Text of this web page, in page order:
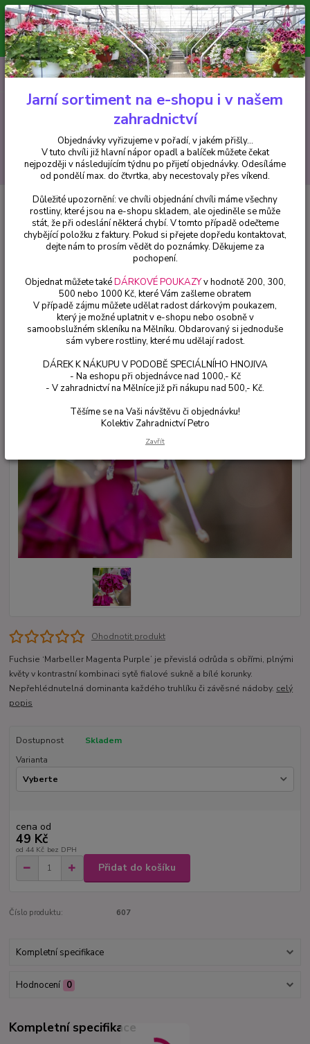
Minimální hodnota pro odeslání z e-shopu je 300 Kč.
V tuto chvíli již hlavní nápor objednávek opadl a balíček můžete čekat
nejpozději v následujícím týdnu po přijetí objednávky. Objednávky
vyřizujeme v pořadí, v jakém přišly...
CZK
Hledat
+420 602 223 614 0ks
za0 Kč
Fuchsie Marbeller Magenta Purple Fuchsie 607
Marbeller Magenta Purple
Fuchsie 607
Ohodnotit produkt
Fuchsie ‘Marbeller Magenta Purple’ je převislá odrůda s obřími, plnými
květy v kontrastní kombinaci sytě fialové sukně a bílé korunky.
Nepřehlédnutelná dominanta každého truhlíku či závěsné nádoby. celý
popis
Dostupnost
Skladem
Varianta
cena od
49 Kč
od 44 Kč bez DPH
Přidat do košíku
Číslo produktu: 607
Kompletní specifikace
Hodnocení 0
Kompletní specifikace
Jarní sortiment na e-shopu i v našem
zahradnictví
Objednávky vyřizujeme v pořadí, v jakém přišly...
V tuto chvíli již hlavní nápor opadl a balíček můžete čekat
nejpozději v následujícím týdnu po přijetí objednávky. Odesíláme
od pondělí max. do čtvrtka, aby necestovaly přes víkend.
Důležité upozornění: ve chvíli objednání chvíli máme všechny
rostliny, které jsou na e-shopu skladem, ale ojediněle se může
stát, že při odeslání některá chybí. V tomto případě odečteme
chybějící položku z faktury. Pokud si přejete dopředu kontaktovat,
dejte nám to prosím vědět do poznámky. Děkujeme za
pochopení.
Objednat můžete takéDÁRKOVÉ POUKAZYv hodnotě 200, 300,
500 nebo 1000 Kč, které Vám zašleme obratem
V případě zájmu můžete udělat radost dárkovým poukazem,
který je možné uplatnit v e-shopu nebo osobně v
samoobslužném skleníku na Mělníku. Obdarovaný si jednoduše
sám vybere rostliny, které mu udělají radost.
DÁREK K NÁKUPU V PODOBĚ SPECIÁLNÍHO HNOJIVA
- Na eshopu při objednávce nad 1000,- Kč
- V zahradnictví na Mělníce již při nákupu nad 500,- Kč.
Těšíme se na Vaši návštěvu či objednávku!
Kolektiv Zahradnictví Petro
Zavřít